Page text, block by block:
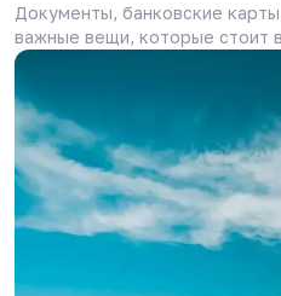
Документы, банковские
важные вещи, которые стоит